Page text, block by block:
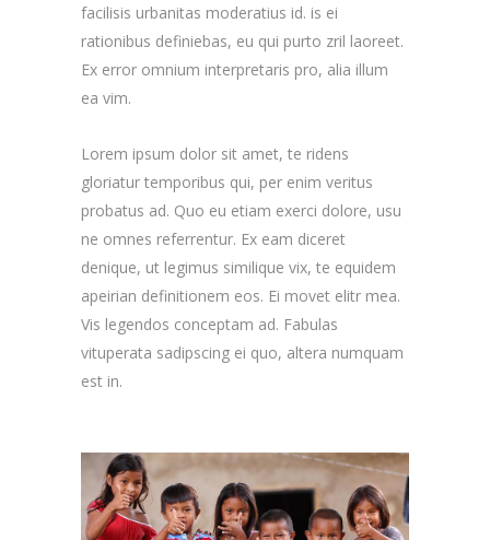
facilisis urbanitas moderatius id. is ei
rationibus definiebas, eu qui purto zril laoreet.
Ex error omnium interpretaris pro, alia illum
ea vim.
Lorem ipsum dolor sit amet, te ridens
gloriatur temporibus qui, per enim veritus
probatus ad. Quo eu etiam exerci dolore, usu
ne omnes referrentur. Ex eam diceret
denique, ut legimus similique vix, te equidem
apeirian definitionem eos. Ei movet elitr mea.
Vis legendos conceptam ad. Fabulas
vituperata sadipscing ei quo, altera numquam
est in.